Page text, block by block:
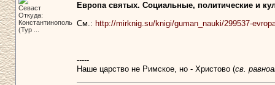
Севаст
Откуда:
Константинополь
(Тур ...
Европа святых. Социальные, политические и
См.: http://mirknig.su/knigi/guman_nauki/299537-
-----
Наше царство не Римское, но - Христово (св.